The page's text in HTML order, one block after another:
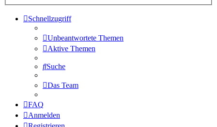
Schnellzugriff
Unbeantwortete Themen
Aktive Themen
Suche
Das Team
FAQ
Anmelden